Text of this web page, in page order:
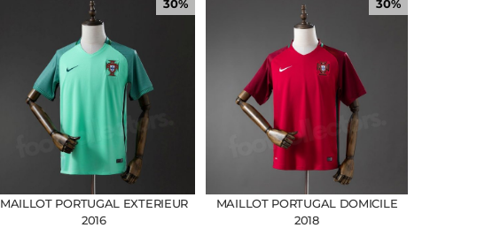
30%
MAILLOT PORTUGAL EXTERIEUR
2016
30%
MAILLOT PORTUGAL DOMICILE
2018